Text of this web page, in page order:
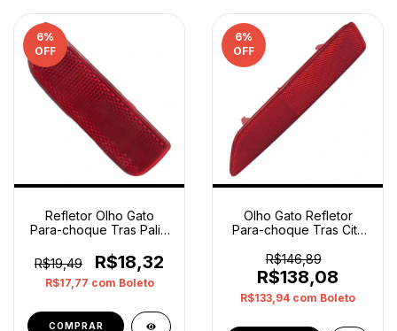
6%
OFF
Refletor Olho Gato
Para-choque Tras Palio
Vermelho
R$19,49 R$18,32
R$17,77 com Boleto
6%
OFF
Olho Gato Refletor
Para-choque Tras City
Vermelho
R$146,89
R$138,08
R$133,94 com Boleto